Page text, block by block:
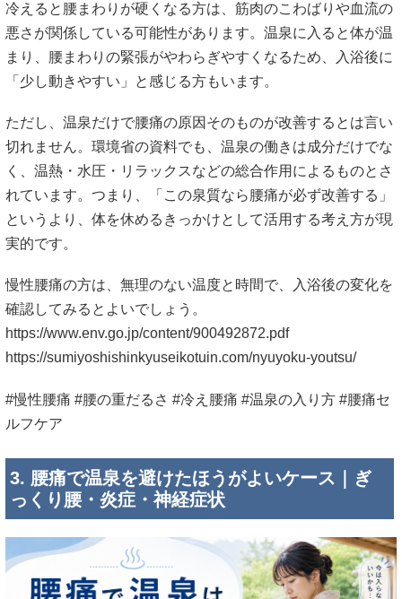
冷えると腰まわりが硬くなる方は、筋肉のこわばりや血流の
悪さが関係している可能性があります。温泉に入ると体が温
まり、腰まわりの緊張がやわらぎやすくなるため、入浴後に
「少し動きやすい」と感じる方もいます。
ただし、温泉だけで腰痛の原因そのものが改善するとは言い
切れません。環境省の資料でも、温泉の働きは成分だけでな
く、温熱・水圧・リラックスなどの総合作用によるものとさ
れています。つまり、「この泉質なら腰痛が必ず改善する」
というより、体を休めるきっかけとして活用する考え方が現
実的です。
慢性腰痛の方は、無理のない温度と時間で、入浴後の変化を
確認してみるとよいでしょう。
https://www.env.go.jp/content/900492872.pdf
https://sumiyoshishinkyuseikotuin.com/nyuyoku-youtsu/
#慢性腰痛 #腰の重だるさ #冷え腰痛 #温泉の入り方 #腰痛セ
ルフケア
3. 腰痛で温泉を避けたほうがよいケース｜ぎ
っくり腰・炎症・神経症状